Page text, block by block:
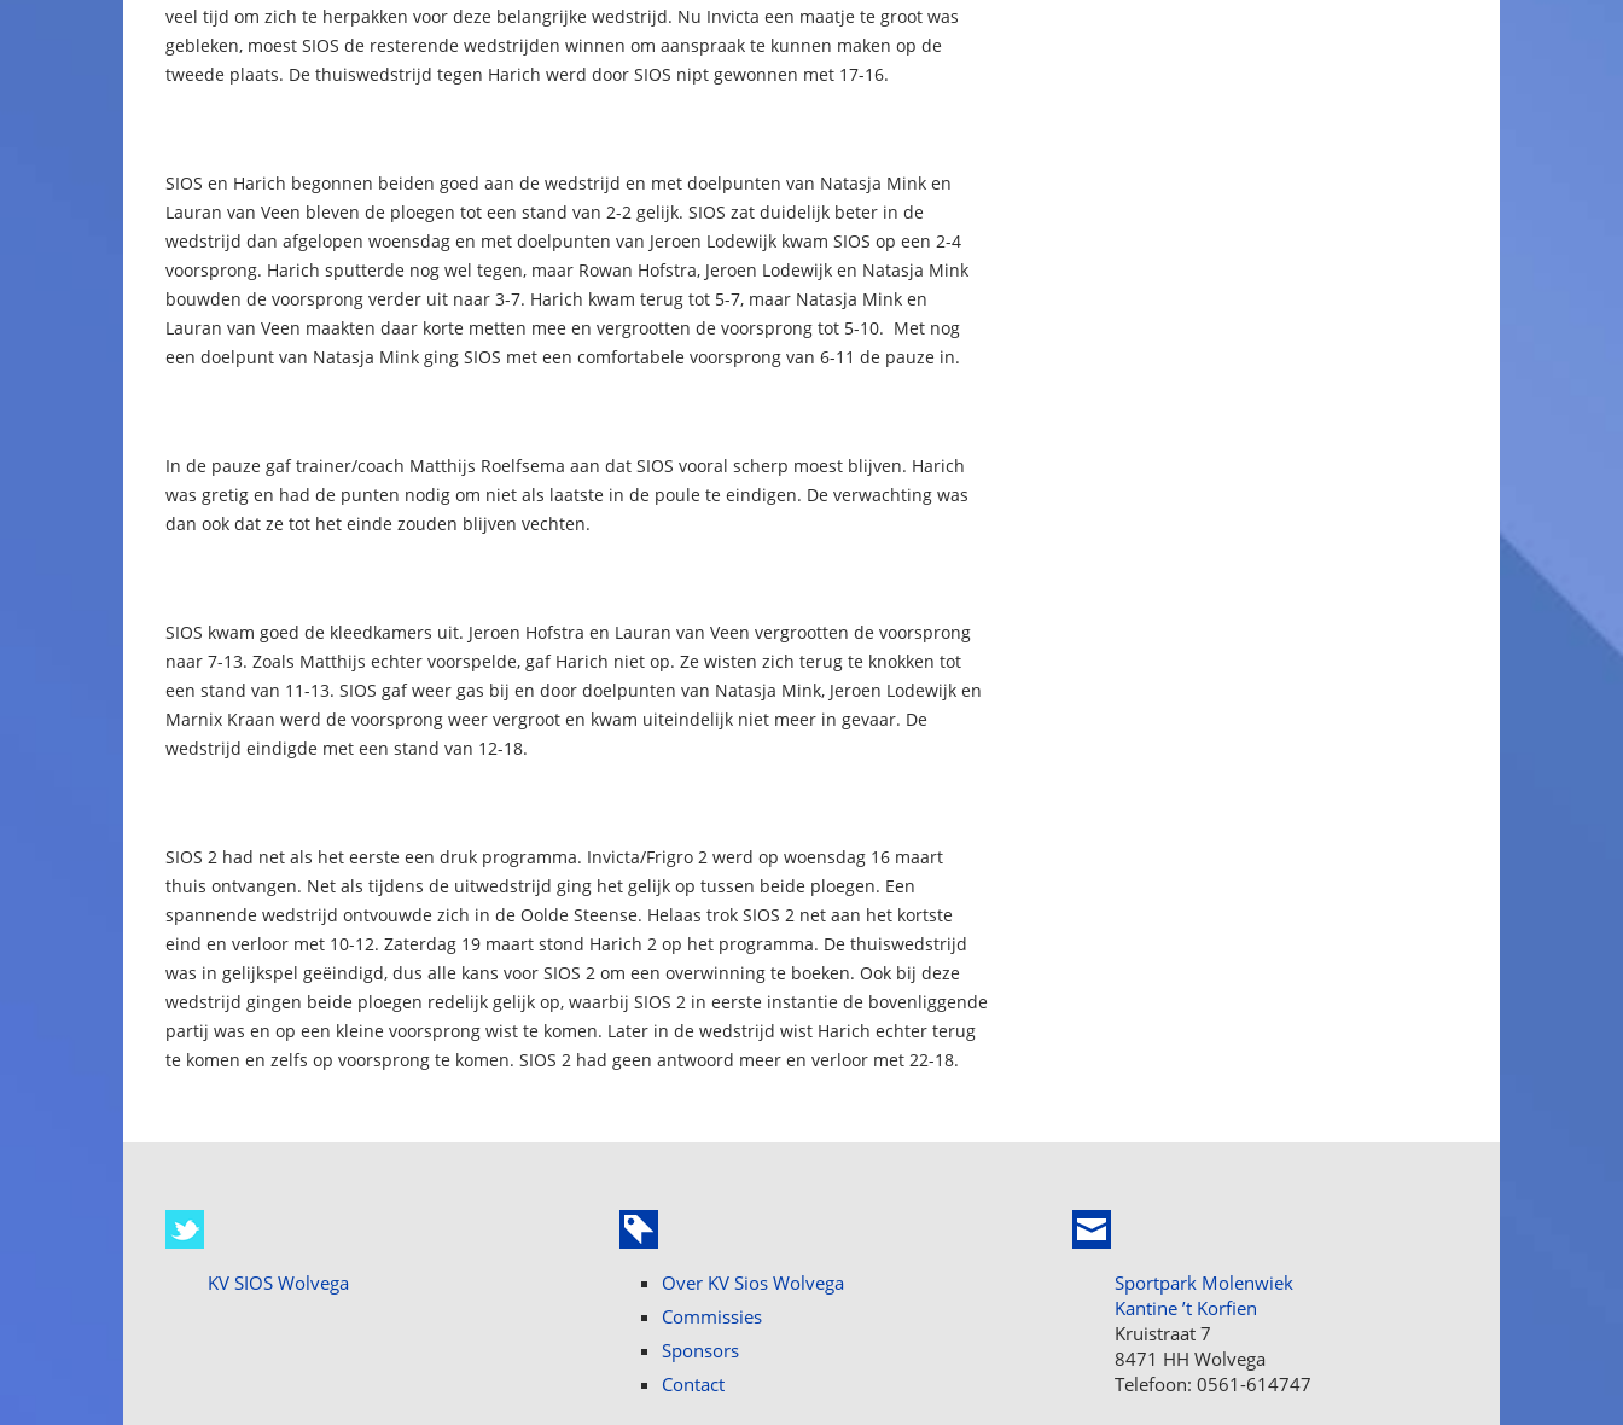
veel tijd om zich te herpakken voor deze belangrijke wedstrijd. Nu Invicta een maatje te groot was
gebleken, moest SIOS de resterende wedstrijden winnen om aanspraak te kunnen maken op de
tweede plaats. De thuiswedstrijd tegen Harich werd door SIOS nipt gewonnen met 17-16.
SIOS en Harich begonnen beiden goed aan de wedstrijd en met doelpunten van Natasja Mink en
Lauran van Veen bleven de ploegen tot een stand van 2-2 gelijk. SIOS zat duidelijk beter in de
wedstrijd dan afgelopen woensdag en met doelpunten van Jeroen Lodewijk kwam SIOS op een 2-4
voorsprong. Harich sputterde nog wel tegen, maar Rowan Hofstra, Jeroen Lodewijk en Natasja Mink
bouwden de voorsprong verder uit naar 3-7. Harich kwam terug tot 5-7, maar Natasja Mink en
Lauran van Veen maakten daar korte metten mee en vergrootten de voorsprong tot 5-10. Met nog
een doelpunt van Natasja Mink ging SIOS met een comfortabele voorsprong van 6-11 de pauze in.
In de pauze gaf trainer/coach Matthijs Roelfsema aan dat SIOS vooral scherp moest blijven. Harich
was gretig en had de punten nodig om niet als laatste in de poule te eindigen. De verwachting was
dan ook dat ze tot het einde zouden blijven vechten.
SIOS kwam goed de kleedkamers uit. Jeroen Hofstra en Lauran van Veen vergrootten de voorsprong
naar 7-13. Zoals Matthijs echter voorspelde, gaf Harich niet op. Ze wisten zich terug te knokken tot
een stand van 11-13. SIOS gaf weer gas bij en door doelpunten van Natasja Mink, Jeroen Lodewijk en
Marnix Kraan werd de voorsprong weer vergroot en kwam uiteindelijk niet meer in gevaar. De
wedstrijd eindigde met een stand van 12-18.
SIOS 2 had net als het eerste een druk programma. Invicta/Frigro 2 werd op woensdag 16 maart
thuis ontvangen. Net als tijdens de uitwedstrijd ging het gelijk op tussen beide ploegen. Een
spannende wedstrijd ontvouwde zich in de Oolde Steense. Helaas trok SIOS 2 net aan het kortste
eind en verloor met 10-12. Zaterdag 19 maart stond Harich 2 op het programma. De thuiswedstrijd
was in gelijkspel geëindigd, dus alle kans voor SIOS 2 om een overwinning te boeken. Ook bij deze
wedstrijd gingen beide ploegen redelijk gelijk op, waarbij SIOS 2 in eerste instantie de bovenliggende
partij was en op een kleine voorsprong wist te komen. Later in de wedstrijd wist Harich echter terug
te komen en zelfs op voorsprong te komen. SIOS 2 had geen antwoord meer en verloor met 22-18.
KV SIOS Wolvega
Over KV Sios Wolvega
Commissies
Sponsors
Contact
Sportpark Molenwiek
Kantine ’t Korfien
Kruistraat 7
8471 HH Wolvega
Telefoon: 0561-614747